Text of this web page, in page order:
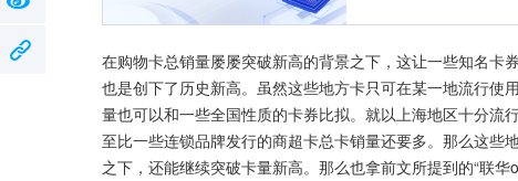
在购物卡总销量屡屡突破新高的背景之下，这让一些知名卡
也是创下了历史新高。虽然这些地方卡只可在某一地流行使
量也可以和一些全国性质的卡券比拟。就以上海地区十分流
至比一些连锁品牌发行的商超卡总卡销量还要多。那么这
之下，还能继续突破卡量新高。那么也拿前文所提到的“联